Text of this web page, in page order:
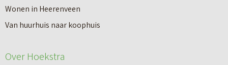
p
p
n
n
n
e
Wonen in Heerenveen
Van huurhuis naar koophuis
Over Hoekstra